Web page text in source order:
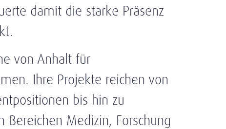
damit die starke Präsenz
von Anhalt für
Ihre Projekte reichen von
bis hin zu
Bereichen Medizin, Forschung